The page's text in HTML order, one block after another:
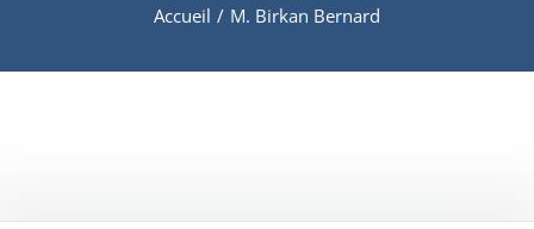
Accueil / M. Birkan Bernard